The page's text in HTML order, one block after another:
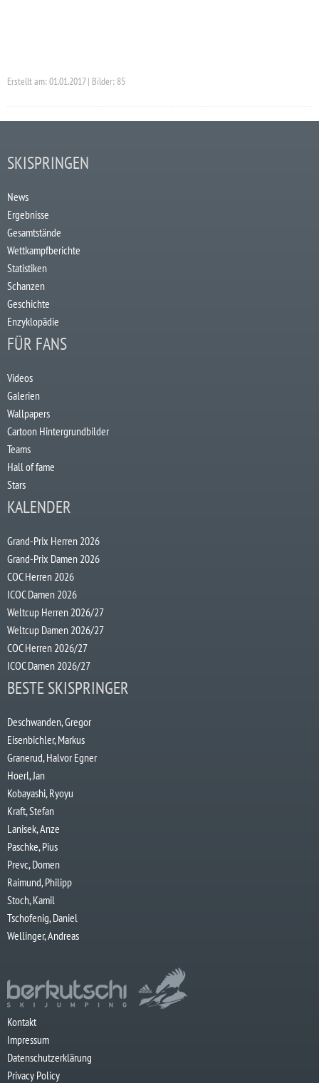
Erstellt am: 01.01.2017 | Bilder: 85
SKISPRINGEN
News
Ergebnisse
Gesamtstände
Wettkampfberichte
Statistiken
Schanzen
Geschichte
Enzyklopädie
FÜR FANS
Videos
Galerien
Wallpapers
Cartoon Hintergrundbilder
Teams
Hall of fame
Stars
KALENDER
Grand-Prix Herren 2026
Grand-Prix Damen 2026
COC Herren 2026
ICOC Damen 2026
Weltcup Herren 2026/27
Weltcup Damen 2026/27
COC Herren 2026/27
ICOC Damen 2026/27
BESTE SKISPRINGER
Deschwanden, Gregor
Eisenbichler, Markus
Granerud, Halvor Egner
Hoerl, Jan
Kobayashi, Ryoyu
Kraft, Stefan
Lanisek, Anze
Paschke, Pius
Prevc, Domen
Raimund, Philipp
Stoch, Kamil
Tschofenig, Daniel
Wellinger, Andreas
Kontakt
Impressum
Datenschutzerklärung
Privacy Policy